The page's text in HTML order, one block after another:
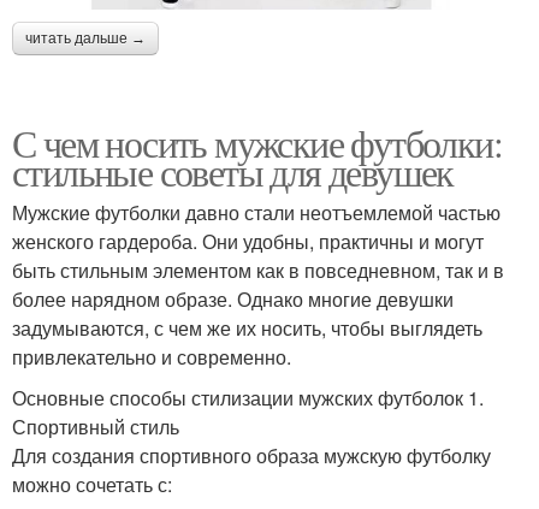
читать дальше →
С чем носить мужские футболки:
стильные советы для девушек
Мужские футболки давно стали неотъемлемой частью
женского гардероба. Они удобны, практичны и могут
быть стильным элементом как в повседневном, так и в
более нарядном образе. Однако многие девушки
задумываются, с чем же их носить, чтобы выглядеть
привлекательно и современно.
Основные способы стилизации мужских футболок 1.
Спортивный стиль
Для создания спортивного образа мужскую футболку
можно сочетать с: